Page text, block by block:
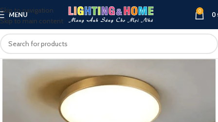
Skip to navigation
Skip to main content
MENU 0 0